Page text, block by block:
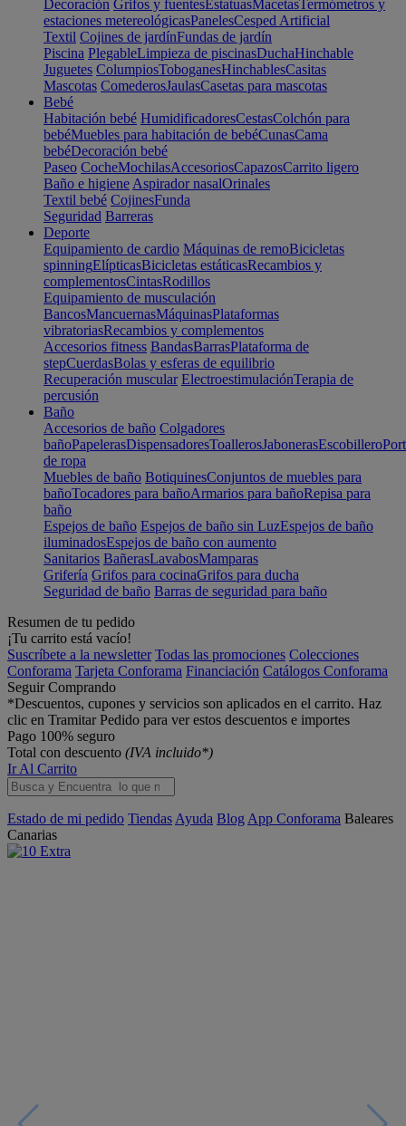
Decoración Grifos y fuentesEstatuasMacetasTermómetros y
estaciones metereológicasPanelesCesped Artificial
Textil Cojines de jardínFundas de jardín
Piscina PlegableLimpieza de piscinasDuchaHinchable
Juguetes ColumpiosToboganesHinchablesCasitas
Mascotas ComederosJaulasCasetas para mascotas
Bebé
Habitación bebé HumidificadoresCestasColchón para
bebéMuebles para habitación de bebéCunasCama
bebéDecoración bebé
Paseo CocheMochilasAccesoriosCapazosCarrito ligero
Baño e higiene Aspirador nasalOrinales
Textil bebé CojinesFunda
Seguridad Barreras
Deporte
Equipamiento de cardio Máquinas de remoBicicletas
spinningElípticasBicicletas estáticasRecambios y
complementosCintasRodillos
Equipamiento de musculación
BancosMancuernasMáquinasPlataformas
vibratoriasRecambios y complementos
Accesorios fitness BandasBarrasPlataforma de
stepCuerdasBolas y esferas de equilibrio
Recuperación muscular ElectroestimulaciónTerapia de
percusión
Baño
Accesorios de baño Colgadores
bañoPapelerasDispensadoresToallerosJabonerasEscobillero
de ropa
Muebles de baño BotiquinesConjuntos de muebles para
bañoTocadores para bañoArmarios para bañoRepisa para
baño
Espejos de baño Espejos de baño sin LuzEspejos de baño
iluminadosEspejos de baño con aumento
Sanitarios BañerasLavabosMamparas
Grifería Grifos para cocinaGrifos para ducha
Seguridad de baño Barras de seguridad para baño
Resumen de tu pedido
¡Tu carrito está vacío!
Suscríbete a la newsletter Todas las promociones Colecciones
Conforama Tarjeta Conforama Financiación Catálogos Conforama
Seguir Comprando
*Descuentos, cupones y servicios son aplicados en el carrito. Haz
clic en Tramitar Pedido para ver estos descuentos e importes
Pago 100% seguro
Total con descuento (IVA incluido*)
Ir Al Carrito
Estado de mi pedido Tiendas Ayuda Blog App Conforama Baleares
Canarias